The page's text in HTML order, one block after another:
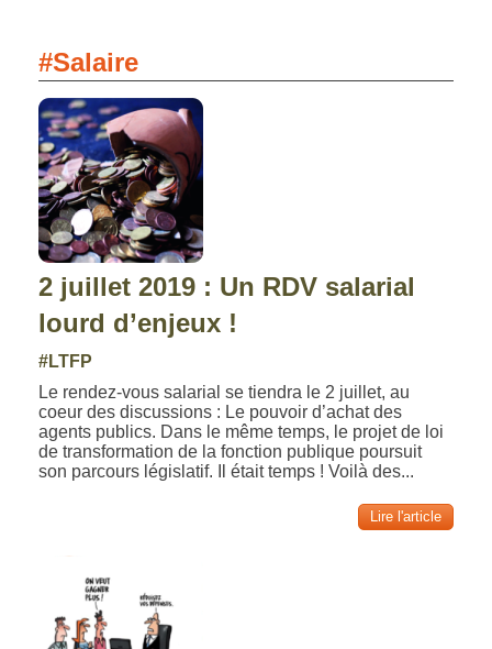
#Salaire
2 juillet 2019 : Un RDV salarial
lourd d’enjeux !
#LTFP
Le rendez-vous salarial se tiendra le 2 juillet, au
coeur des discussions : Le pouvoir d’achat des
agents publics. Dans le même temps, le projet de loi
de transformation de la fonction publique poursuit
son parcours législatif. Il était temps ! Voilà des...
Lire l'article